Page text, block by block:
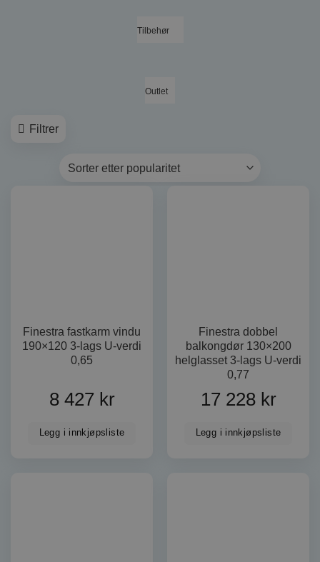
Tilbehør
Outlet
Filtrer
Finestra fastkarm vindu
190×120 3-lags U-verdi
0,65
8 427 kr
Legg i innkjøpsliste
Finestra dobbel
balkongdør 130×200
helglasset 3-lags U-verdi
0,77
17 228 kr
Legg i innkjøpsliste